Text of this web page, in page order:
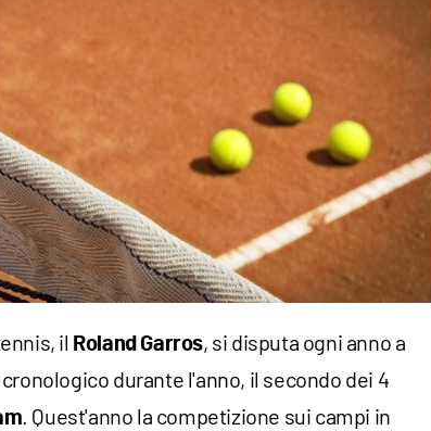
il Roland Garros, si disputa ogni anno a
durante l'anno, il secondo dei 4
. Quest'anno la competizione sui campi in